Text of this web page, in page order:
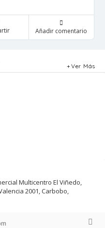
Añadir comentario
Ver Más
Multicentro El Viñedo,
2001, Carbobo,